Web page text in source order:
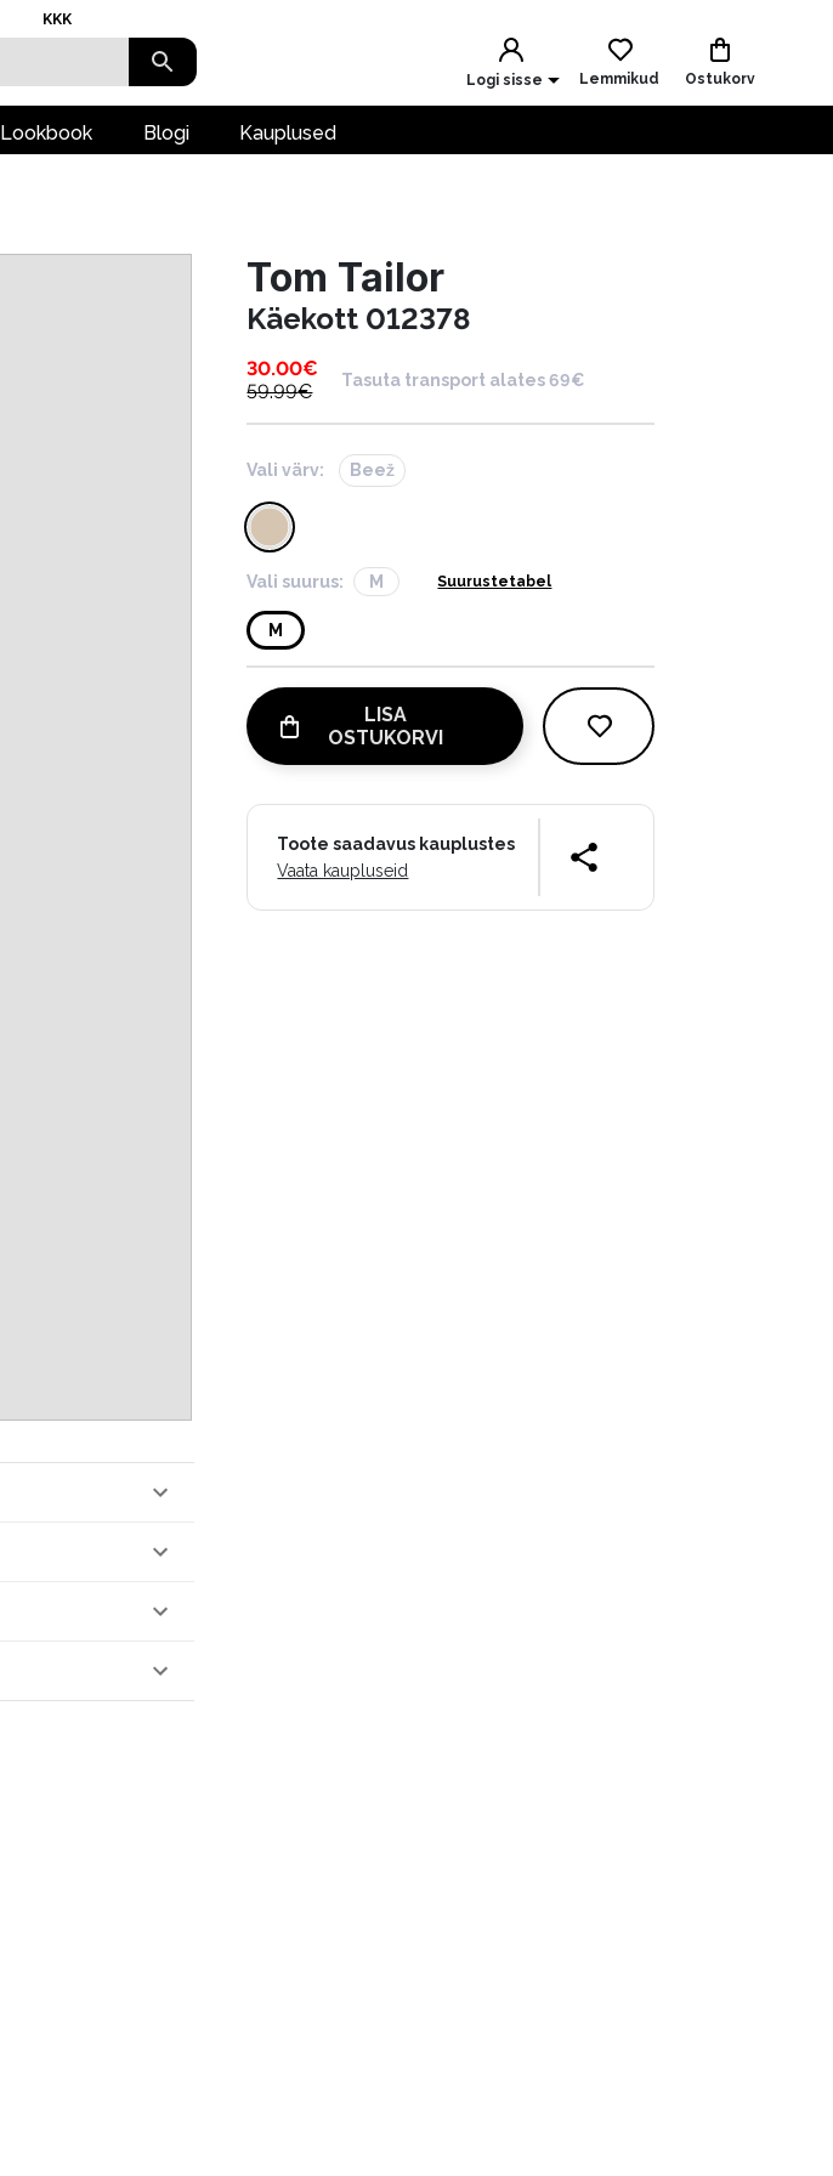
KKK
Logi sisse Lemmikud Ostukorv
Lookbook Blogi Kauplused
Tom Tailor
Käekott 012378
30.00€
59.99€
Tasuta transport alates 69€
Vali värv: Beež
Vali suurus: M Suurustetabel
M
LISA
OSTUKORVI
Toote saadavus kauplustes
Vaata kaupluseid